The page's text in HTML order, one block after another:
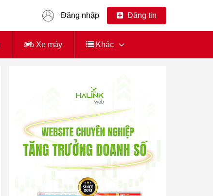
Đăng nhập Đăng tin
Xe máy Khác